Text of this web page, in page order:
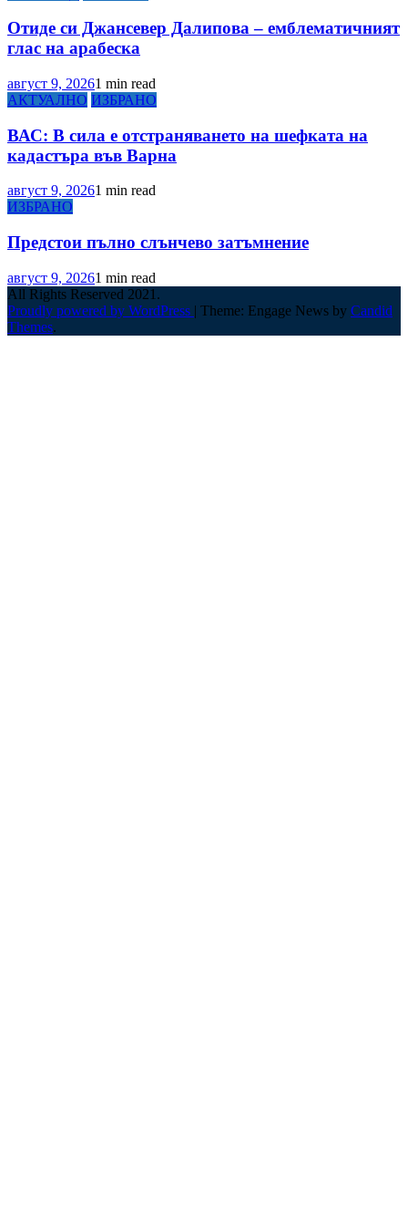
Отиде си Джансевер Далипова – емблематичният
глас на арабеска
август 9, 20261 min read
АКТУАЛНО ИЗБРАНО
ВАС: В сила е отстраняването на шефката на
кадастъра във Варна
август 9, 20261 min read
ИЗБРАНО
Предстои пълно слънчево затъмнение
август 9, 20261 min read
All Rights Reserved 2021.
Proudly powered by WordPress | Theme: Engage News by Candid
Themes.